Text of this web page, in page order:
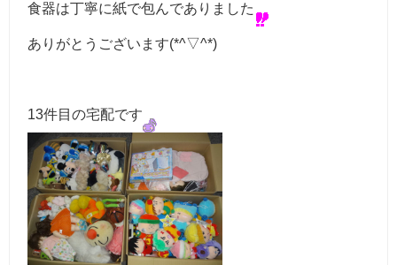
食器は丁寧に紙で包んでありました
ありがとうございます(*^▽^*)
13件目の宅配です